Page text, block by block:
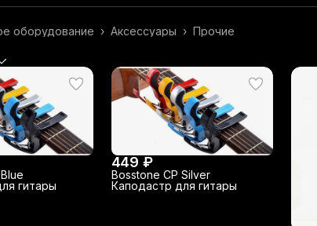
Прочие
Аксессуары ›
оборудование ›
гитары
449 ₽
Bosstone CP Silver
Каподастр для гитары